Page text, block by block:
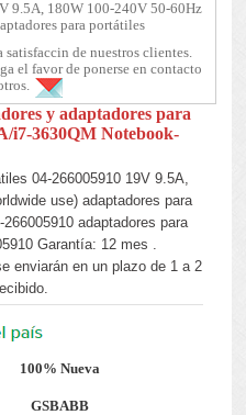
9.5A, 180W 100-240V 50-60Hz
para portátiles
de nuestros clientes.
el favor de ponerse en contacto
y adaptadores para
i7-3630QM Notebook-
04-266005910 19V 9.5A,
use) adaptadores para
adaptadores para
Garantía: 12 mes .
enviarán en un plazo de 1 a 2
100% Nueva
GSBABB